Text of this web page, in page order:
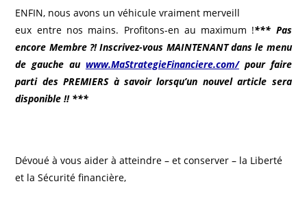
ENFIN, nous avons un véhicule vraiment merveill
eux entre nos mains. Profitons-en au maximum !*** Pas
encore Membre ?! Inscrivez-vous MAINTENANT dans le menu
de gauche au www.MaStrategieFinanciere.com/pour faire
parti des PREMIERS à savoir lorsqu’un nouvel article sera
disponible !! ***
Dévoué à vous aider à atteindre – et conserver – la Liberté
et la Sécurité financière,